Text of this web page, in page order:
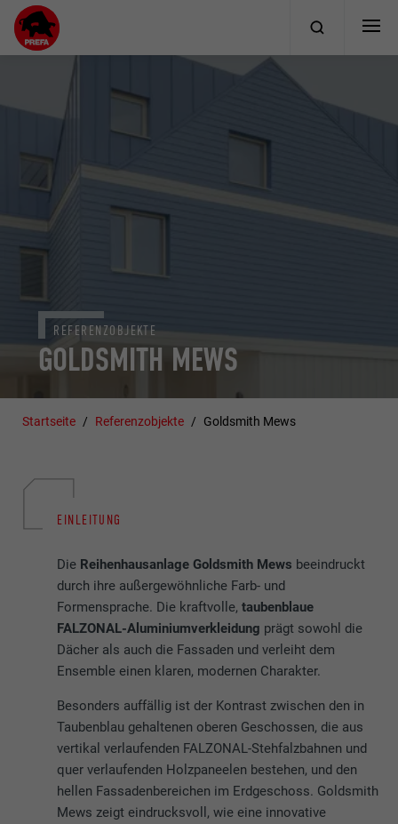
GOLDSMITH MEWS
REFERENZOBJEKTE
Startseite Referenzobjekte Goldsmith Mews
EINLEITUNG
Die Reihenhausanlage Goldsmith Mews beeindruckt
durch ihre außergewöhnliche Farb- und
Formensprache. Die kraftvolle,taubenblaue
FALZONAL-Aluminiumverkleidung prägt sowohl die
Dächer als auch die Fassaden und verleiht dem
Ensemble einen klaren, modernen Charakter.
Besonders auffällig ist der Kontrast zwischen den in
Taubenblau gehaltenen oberen Geschossen, die aus
vertikal verlaufenden FALZONAL-Stehfalzbahnen und
quer verlaufenden Holzpaneelen bestehen, und den
hellen Fassadenbereichen im Erdgeschoss. Goldsmith
Mews zeigt eindrucksvoll, wie eine innovative